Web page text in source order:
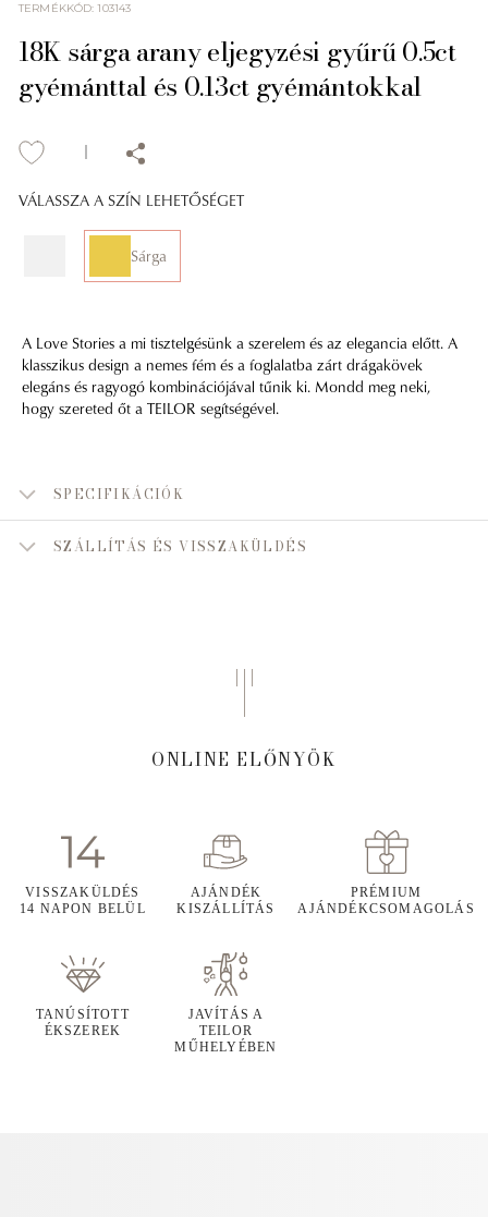
TERMÉKKÓD:103143
18K sárga arany eljegyzési gyűrű 0.5ct
gyémánttal és 0.13ct gyémántokkal
VÁLASSZA A SZÍN LEHETŐSÉGET
Sárga
A Love Stories a mi tisztelgésünk a szerelem és az elegancia előtt. A
klasszikus design a nemes fém és a foglalatba zárt drágakövek
elegáns és ragyogó kombinációjával tűnik ki. Mondd meg neki,
hogy szereted őt a TEILOR segítségével.
SPECIFIKÁCIÓK
SZÁLLÍTÁS ÉS VISSZAKÜLDÉS
ONLINE ELŐNYÖK
VISSZAKÜLDÉS
14 NAPON BELÜL
AJÁNDÉK
KISZÁLLÍTÁS
PRÉMIUM
AJÁNDÉKCSOMAGOLÁS
TANÚSÍTOTT
ÉKSZEREK
JAVÍTÁS A
TEILOR
MŰHELYÉBEN